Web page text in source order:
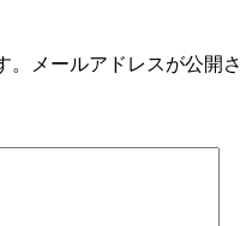
。メールアドレスが公開さ